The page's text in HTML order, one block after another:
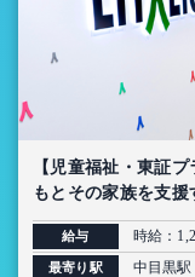
【児童福祉・東証
もとその家族を支
給与 時給：
最寄り駅 中目黒駅